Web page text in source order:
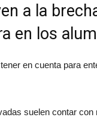
a la
en los
en cuenta para
suelen contar